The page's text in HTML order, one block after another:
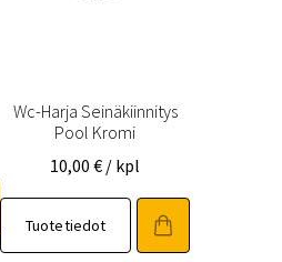
Wc-Harja Seinäkiinnitys
Pool Kromi
10,00€ / kpl
Tuotetiedot